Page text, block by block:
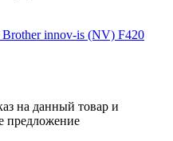
innov-is (NV) F420
на данный товар и
предложение